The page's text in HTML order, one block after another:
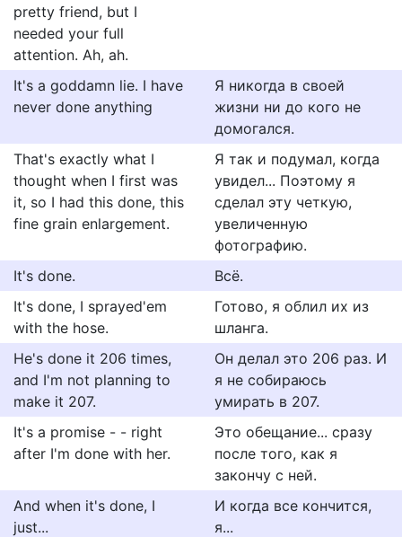
pretty friend, but I
needed your full
attention. Ah, ah.
It's a goddamn lie. I have
never done anything
Я никогда в своей
жизни ни до кого не
домогался.
That's exactly what I
thought when I first was
it, so I had this done, this
fine grain enlargement.
Я так и подумал, когда
увидел... Поэтому я
сделал эту четкую,
увеличенную
фотографию.
It's done.
Всё.
It's done, I sprayed'em
with the hose.
Готово, я облил их из
шланга.
He's done it 206 times,
and I'm not planning to
make it 207.
Он делал это 206 раз. И
я не собираюсь
умирать в 207.
It's a promise - - right
after I'm done with her.
Это обещание... сразу
после того, как я
закончу с ней.
And when it's done, I
just...
И когда все кончится,
я...